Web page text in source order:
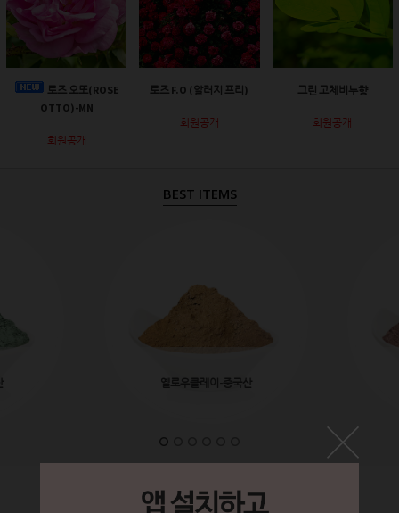
로즈 오또(ROSE
OTTO)-MN
회원공개
로즈 F.O (알러지 프리)
회원공개
그린 고체비누향
회원공개
BEST ITEMS
옐로우클레이-중국산
Label&Bottle